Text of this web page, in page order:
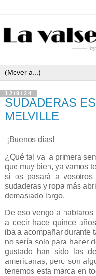
12/9/24
SUDADERAS
MELVILLE
¡Buenos días!
¿Qué tal va la primera
que muy bien, ya vamos
si os pasará a
sudaderas y ropa más
demasiado largo.
De eso vengo a
a decir hace quince
iba a acompañar durante
no sería solo para hacer
gustado han sido las
americanas, pero son
tenemos esta marca en